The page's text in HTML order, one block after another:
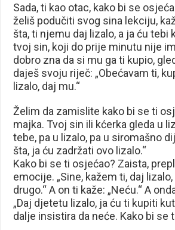
Sada, ti kao otac, kako bi se
želiš podučiti svog sina lekciju,
šta, ti njemu daj lizalo, a ja ću tebi
tvoj sin, koji do prije minutu nije
dobro zna da si mu ga ti kupio,
daješ svoju riječ: „Obećavam ti,
lizalo, daj mu.“
Želim da zamislite kako bi se ti
majka. Tvoj sin ili kćerka gleda u
tebe, pa u lizalo, pa u siromašno
šta, ja ću zadržati ovo lizalo.“
Kako bi se ti osjećao? Zaista,
emocije. „Sine, kažem ti, daj
drugo.“ A on ti kaže: „Neću.“ A
„Daj djetetu lizalo, ja ću ti kupiti
dalje insistira da neće. Kako bi se